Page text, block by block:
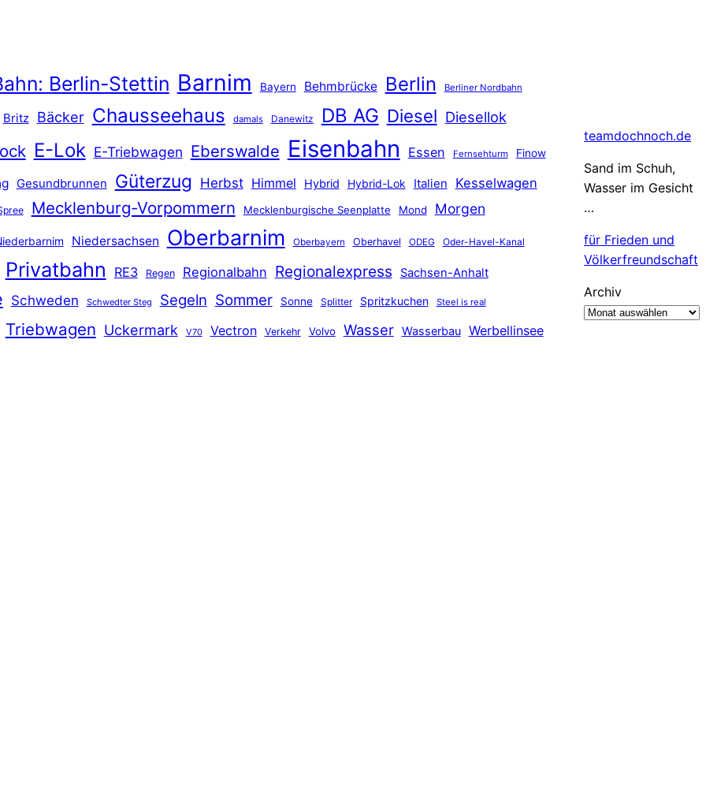
Berlin-Stettin Barnim Bayern Behmbrücke Berlin Berliner Nordbahn
Britz Bäcker Chausseehaus damals Danewitz DB AG Diesel Diesellok
E-Lok E-Triebwagen Eberswalde Eisenbahn Essen Fernsehturm Finow
Gesundbrunnen Güterzug Herbst Himmel Hybrid Hybrid-Lok Italien Kesselwagen
Mecklenburg-Vorpommern Mecklenburgische Seenplatte Mond Morgen
Niedersachsen Oberbarnim Oberbayern Oberhavel ODEG Oder-Havel-Kanal
Privatbahn RE3 Regen Regionalbahn Regionalexpress Sachsen-Anhalt
Schweden Schwedter Steg Segeln Sommer Sonne Splitter Spritzkuchen Steel is real
Triebwagen Uckermark V70 Vectron Verkehr Volvo Wasser Wasserbau Werbellinsee
teamdochnoch.de
Sand im Schuh,
Wasser im Gesicht
…
für Frieden und
Völkerfreundschaft
Archiv